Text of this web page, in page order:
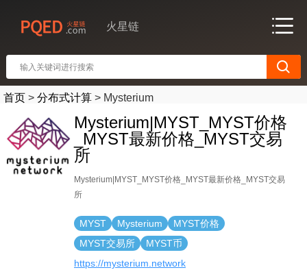
火星链
首页 > 分布式计算 > Mysterium
Mysterium|MYST_MYST价格
_MYST最新价格_MYST交易
所
Mysterium|MYST_MYST价格_MYST最新价格_MYST交易
所
MYST Mysterium
MYST价格
MYST交易所
MYST币
https://mysterium.network